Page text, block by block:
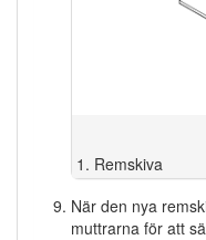
Remskiva
När den nya
muttrarna för att